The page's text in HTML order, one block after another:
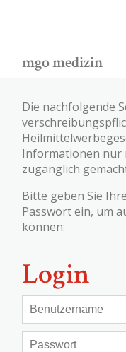
mgo medizin
Die nachfolgende
Informationen nur
zugänglich
Bitte geben Sie
Passwort ein, um
können:
Login